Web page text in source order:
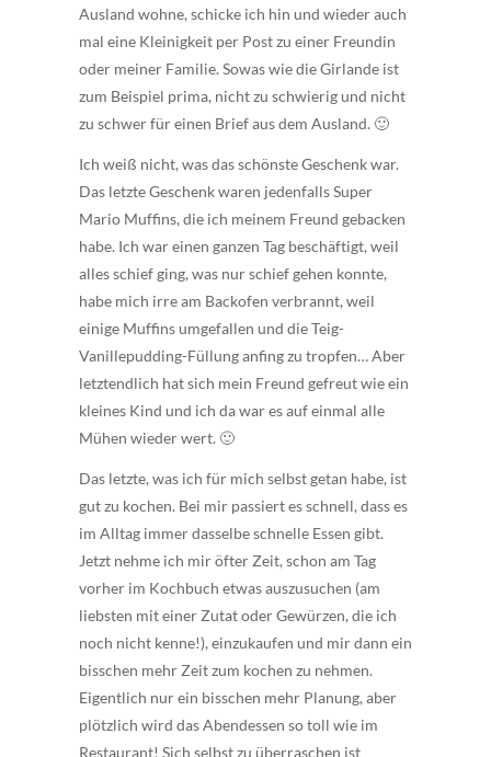
Ausland wohne, schicke ich hin und wieder auch
mal eine Kleinigkeit per Post zu einer Freundin
oder meiner Familie. Sowas wie die Girlande ist
zum Beispiel prima, nicht zu schwierig und nicht
zu schwer für einen Brief aus dem Ausland. 🙂
Ich weiß nicht, was das schönste Geschenk war.
Das letzte Geschenk waren jedenfalls Super
Mario Muffins, die ich meinem Freund gebacken
habe. Ich war einen ganzen Tag beschäftigt, weil
alles schief ging, was nur schief gehen konnte,
habe mich irre am Backofen verbrannt, weil
einige Muffins umgefallen und die Teig-
Vanillepudding-Füllung anfing zu tropfen… Aber
letztendlich hat sich mein Freund gefreut wie ein
kleines Kind und ich da war es auf einmal alle
Mühen wieder wert. 🙂
Das letzte, was ich für mich selbst getan habe, ist
gut zu kochen. Bei mir passiert es schnell, dass es
im Alltag immer dasselbe schnelle Essen gibt.
Jetzt nehme ich mir öfter Zeit, schon am Tag
vorher im Kochbuch etwas auszusuchen (am
liebsten mit einer Zutat oder Gewürzen, die ich
noch nicht kenne!), einzukaufen und mir dann ein
bisschen mehr Zeit zum kochen zu nehmen.
Eigentlich nur ein bisschen mehr Planung, aber
plötzlich wird das Abendessen so toll wie im
Restaurant! Sich selbst zu überraschen ist